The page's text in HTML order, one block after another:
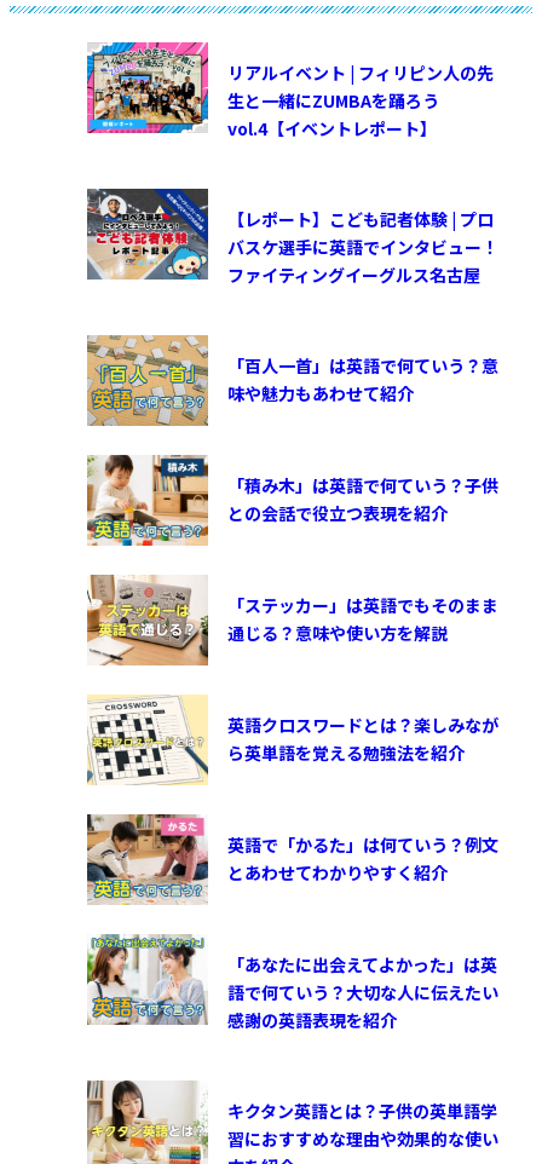
リアルイベント | フィリピン人の先
生と一緒にZUMBAを踊ろう
vol.4【イベントレポート】
【レポート】こども記者体験 | プロ
バスケ選手に英語でインタビュー！
ファイティングイーグルス名古屋
「百人一首」は英語で何ていう？意
味や魅力もあわせて紹介
「積み木」は英語で何ていう？子供
との会話で役立つ表現を紹介
「ステッカー」は英語でもそのまま
通じる？意味や使い方を解説
英語クロスワードとは？楽しみなが
ら英単語を覚える勉強法を紹介
英語で「かるた」は何ていう？例文
とあわせてわかりやすく紹介
「あなたに出会えてよかった」は英
語で何ていう？大切な人に伝えたい
感謝の英語表現を紹介
キクタン英語とは？子供の英単語学
習におすすめな理由や効果的な使い